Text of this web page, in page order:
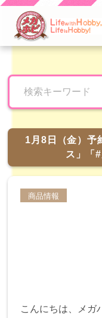
とり子ブ
ログへよ
うこそ！
1月8日（金）予
ス」「
商品情報
こんにちは、メガ